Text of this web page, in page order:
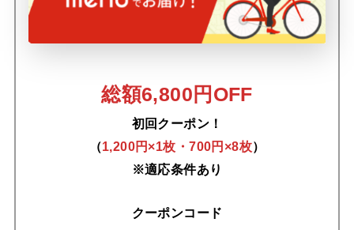
総額6,800円OFF
初回クーポン！
（1,200円×1枚・700円×8枚）
※適応条件あり
クーポンコード